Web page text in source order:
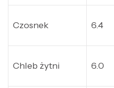
Czosnek 6.4
Chleb żytni 6.0